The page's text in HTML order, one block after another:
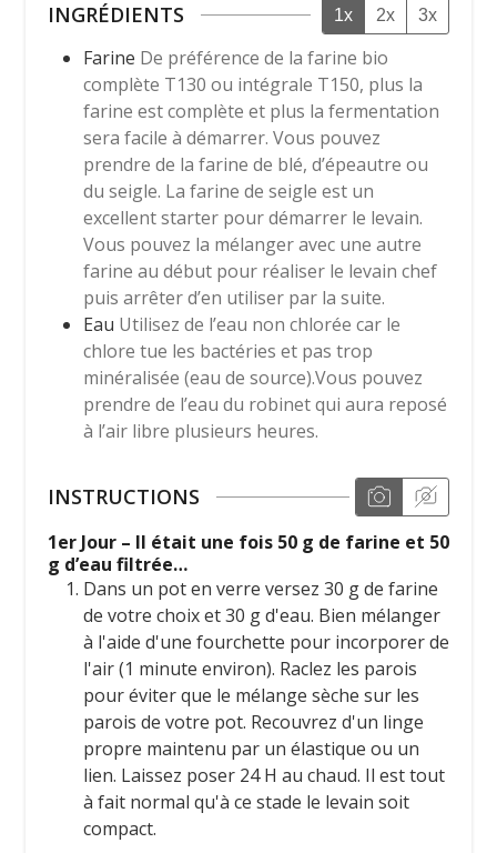
INGRÉDIENTS 1x 2x 3x
Farine De préférence de la farine bio
complète T130 ou intégrale T150, plus la
farine est complète et plus la fermentation
sera facile à démarrer. Vous pouvez
prendre de la farine de blé, d’épeautre ou
du seigle. La farine de seigle est un
excellent starter pour démarrer le levain.
Vous pouvez la mélanger avec une autre
farine au début pour réaliser le levain chef
puis arrêter d’en utiliser par la suite.
Eau Utilisez de l’eau non chlorée car le
chlore tue les bactéries et pas trop
minéralisée (eau de source).Vous pouvez
prendre de l’eau du robinet qui aura reposé
à l’air libre plusieurs heures.
INSTRUCTIONS
1er Jour – Il était une fois 50 g de farine et 50
g d’eau filtrée…
Dans un pot en verre versez 30 g de farine
de votre choix et 30 g d'eau. Bien mélanger
à l'aide d'une fourchette pour incorporer de
l'air (1 minute environ). Raclez les parois
pour éviter que le mélange sèche sur les
parois de votre pot. Recouvrez d'un linge
propre maintenu par un élastique ou un
lien. Laissez poser 24 H au chaud. Il est tout
à fait normal qu'à ce stade le levain soit
compact.